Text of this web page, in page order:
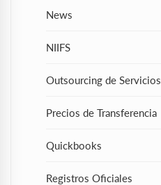
News
NIIFS
Outsourcing de Servicios
Precios de Transferencia
Quickbooks
Registros Oficiales